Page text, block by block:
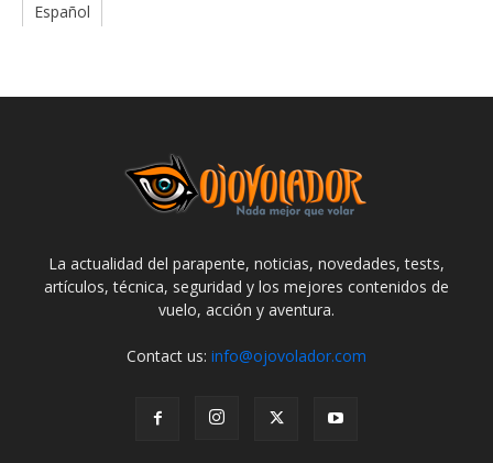
Español
La actualidad del parapente, noticias, novedades, tests,
artículos, técnica, seguridad y los mejores contenidos de
vuelo, acción y aventura.
Contact us: info@ojovolador.com